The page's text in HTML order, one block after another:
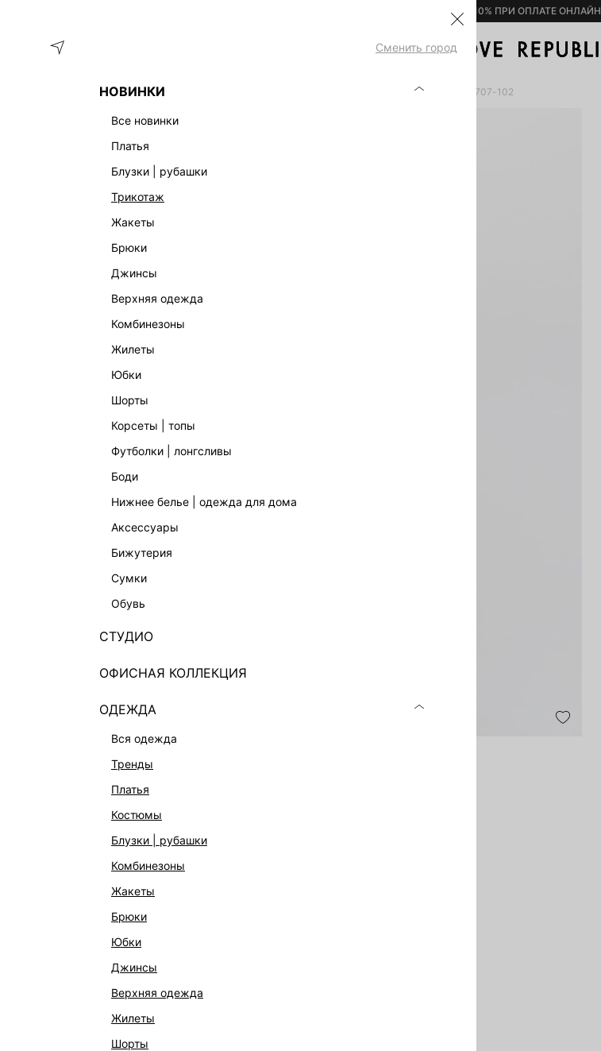
– 10% ПРИ ОПЛАТЕ ОНЛАЙН
Сменить город
НОВИНКИ
все новинки
платья
блузки | рубашки
трикотаж
жакеты
брюки
джинсы
верхняя одежда
комбинезоны
жилеты
юбки
шорты
корсеты | топы
футболки | лонгсливы
боди
нижнее белье | одежда для дома
аксессуары
бижутерия
сумки
обувь
СТУДИО
ОФИСНАЯ КОЛЛЕКЦИЯ
ОДЕЖДА
вся одежда
тренды
платья
костюмы
блузки | рубашки
комбинезоны
жакеты
брюки
юбки
джинсы
верхняя одежда
жилеты
шорты
ОДЕЖДА ДЖИНСЫ MOM С ВЫСОКОЙ ПОСАДКОЙ 5358413707-102